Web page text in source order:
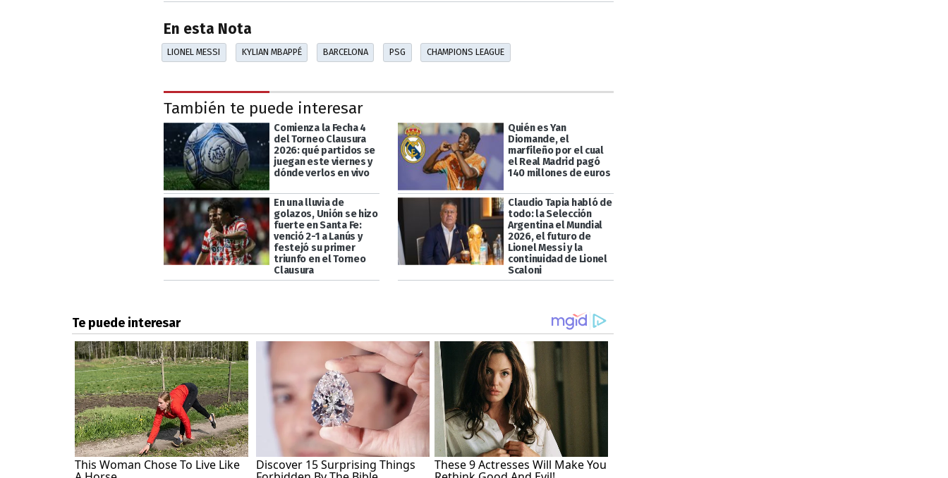
En esta Nota
LIONEL MESSI KYLIAN MBAPPÉ BARCELONA PSG CHAMPIONS LEAGUE
También te puede interesar
Comienza la Fecha 4
del Torneo Clausura
2026: qué partidos se
juegan este viernes y
dónde verlos en vivo
Quién es Yan
Diomande, el
marfileño por el cual
el Real Madrid pagó
140 millones de euros
En una lluvia de
golazos, Unión se hizo
fuerte en Santa Fe:
venció 2-1 a Lanús y
festejó su primer
triunfo en el Torneo
Clausura
Claudio Tapia habló de
todo: la Selección
Argentina el Mundial
2026, el futuro de
Lionel Messi y la
continuidad de Lionel
Scaloni